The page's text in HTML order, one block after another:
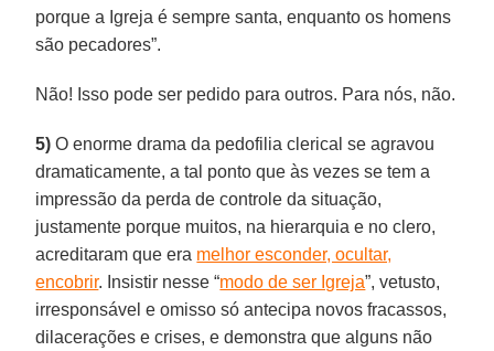
porque a Igreja é sempre santa, enquanto os homens
são pecadores”.
Não! Isso pode ser pedido para outros. Para nós, não.
5) O enorme drama da pedofilia clerical se agravou
dramaticamente, a tal ponto que às vezes se tem a
impressão da perda de controle da situação,
justamente porque muitos, na hierarquia e no clero,
acreditaram que era melhor esconder, ocultar,
encobrir. Insistir nesse “modo de ser Igreja”, vetusto,
irresponsável e omisso só antecipa novos fracassos,
dilacerações e crises, e demonstra que alguns não